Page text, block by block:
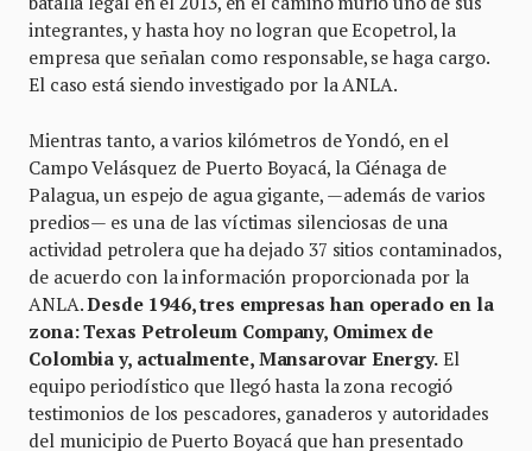
integrantes, y hasta hoy no logran que Ecopetrol, la
empresa que señalan como responsable, se haga cargo.
El caso está siendo investigado por la ANLA.
Mientras tanto, a varios kilómetros de Yondó, en el
Campo Velásquez de Puerto Boyacá, la Ciénaga de
Palagua, un espejo de agua gigante, —además de varios
predios— es una de las víctimas silenciosas de una
actividad petrolera que ha dejado 37 sitios contaminados,
de acuerdo con la información proporcionada por la
ANLA.Desde 1946, tres empresas han operado en la
zona: Texas Petroleum Company, Omimex de
Colombia y, actualmente, Mansarovar Energy.El
equipo periodístico que llegó hasta la zona recogió
testimonios de los pescadores, ganaderos y autoridades
del municipio de Puerto Boyacá que han presentado